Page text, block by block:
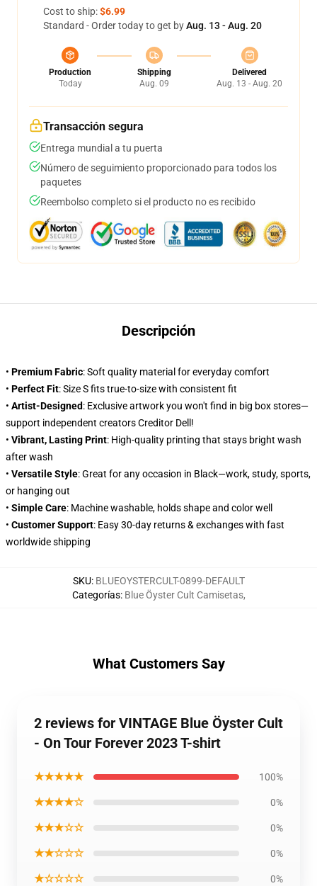
Cost to ship:$6.99
Standard - Order today to get byAug. 13 - Aug. 20
Production
Today
Shipping
Aug. 09
Delivered
Aug. 13 - Aug. 20
Transacción segura
Entrega mundial a tu puerta
Número de seguimiento proporcionado para todos los
paquetes
Reembolso completo si el producto no es recibido
Descripción
• Premium Fabric: Soft quality material for everyday comfort
• Perfect Fit: Size S fits true-to-size with consistent fit
• Artist-Designed: Exclusive artwork you won't find in big box stores—
support independent creators Creditor Dell!
• Vibrant, Lasting Print: High-quality printing that stays bright wash
after wash
• Versatile Style: Great for any occasion in Black—work, study, sports,
or hanging out
• Simple Care: Machine washable, holds shape and color well
• Customer Support: Easy 30-day returns & exchanges with fast
worldwide shipping
SKU: BLUEOYSTERCULT-0899-DEFAULT
Categorías: Blue Öyster Cult Camisetas,
What Customers Say
2 reviews for VINTAGE Blue Öyster Cult
- On Tour Forever 2023 T-shirt
★★★★★ 100%
★★★★☆ 0%
★★★☆☆ 0%
★★☆☆☆ 0%
★☆☆☆☆ 0%